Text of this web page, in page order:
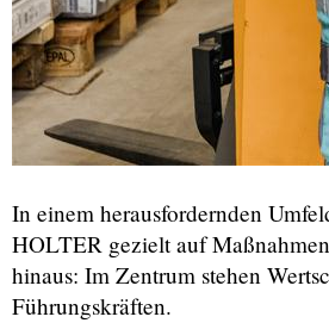
In einem herausfordernden
HOLTER gezielt auf
hinaus: Im Zentrum stehen
Führungskräften.